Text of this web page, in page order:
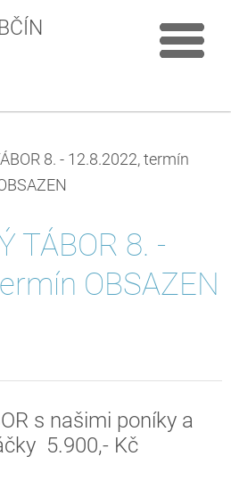
8. - 12.8.2022, termín
TÁBOR 8. -
OBSAZEN
s našimi poníky a
5.900,- Kč